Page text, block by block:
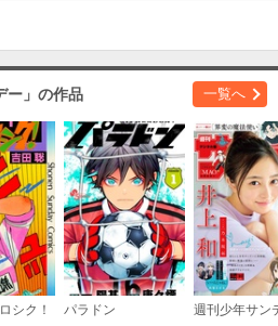
購入する
）
ント：530
購入する
ー」の作品 一覧へ
シク！ パラドン 週刊少年サン